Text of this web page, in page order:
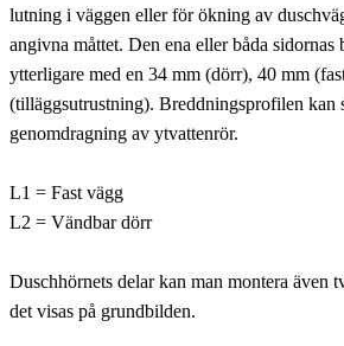
lutning i väggen eller för ökning av
angivna måttet. Den ena eller båda sidornas
ytterligare med en 34 mm (dörr), 40 mm
(tilläggsutrustning). Breddningsprofilen kan
genomdragning av ytvattenrör.
L1 = Fast vägg
L2 = Vändbar dörr
Duschhörnets delar kan man montera även
det visas på grundbilden.